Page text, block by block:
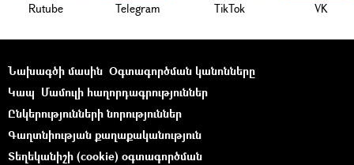
Rutube Telegram ТikТоk VK
Նախագծի մասին Օգտագործման կանոնները
Կապ Մամուլի հաղորդագրություններ
Ընկերությունների նորություններ
Գաղտնիության քաղաքականություն
Տեղեկանիշի (cookie) օգտագործման